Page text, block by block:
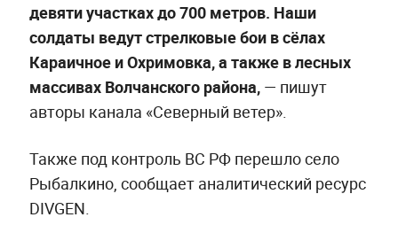
девяти участках до 700 метров. Наши
солдаты ведут стрелковые бои в сёлах
Караичное и Охримовка, а также в лесных
массивах Волчанского района, — пишут
авторы канала «Северный ветер».
Также под контроль ВС РФ перешло село
Рыбалкино, сообщает аналитический ресурс
DIVGEN.